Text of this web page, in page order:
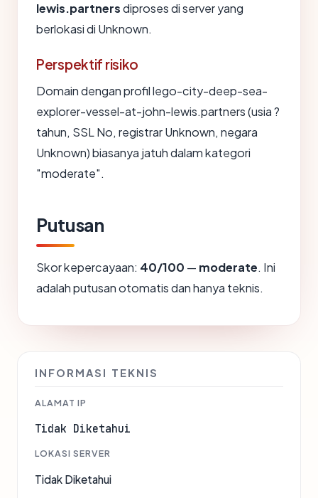
lewis.partnersdiproses di server yang
berlokasi di Unknown.
Perspektif risiko
Domain dengan profil lego-city-deep-sea-
explorer-vessel-at-john-lewis.partners (usia ?
tahun, SSL No, registrar Unknown, negara
Unknown) biasanya jatuh dalam kategori
"moderate".
Putusan
Skor kepercayaan: 40/100 — moderate. Ini
adalah putusan otomatis dan hanya teknis.
INFORMASI TEKNIS
ALAMAT IP
Tidak Diketahui
LOKASI SERVER
Tidak Diketahui